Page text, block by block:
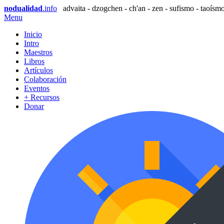
nodualidad.info
advaita - dzogchen - ch'an - zen - sufismo -
Menu
Inicio
Intro
Maestros
Libros
Artículos
Colaboración
Eventos
+ Recursos
Donar